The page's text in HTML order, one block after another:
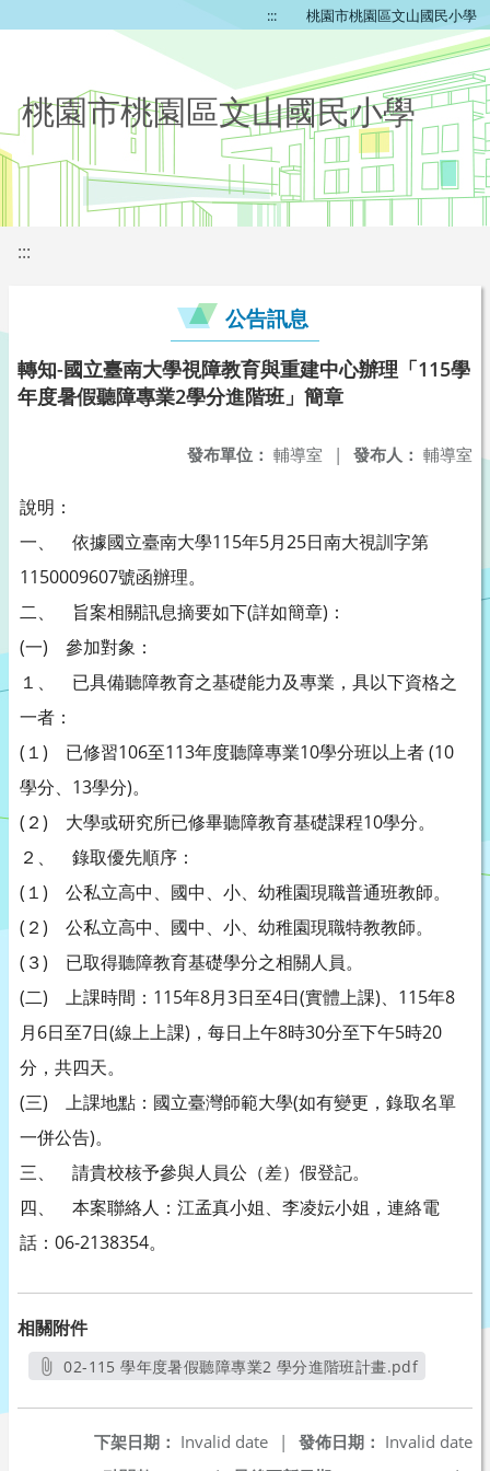
::: 桃園市桃園區文山國民小學
桃園市桃園區文山國民小學
:::
公告訊息
轉知-國立臺南大學視障教育與重建中心辦理「115學
年度暑假聽障專業2學分進階班」簡章
發布人： 輔導室
發布單位： 輔導室 |
說明：
一、 依據國立臺南大學115年5月25日南大視訓字第
1150009607號函辦理。
二、 旨案相關訊息摘要如下(詳如簡章)：
(一) 參加對象：
１、 已具備聽障教育之基礎能力及專業，具以下資格之
一者：
(１) 已修習106至113年度聽障專業10學分班以上者 (10
學分、13學分)。
(２) 大學或研究所已修畢聽障教育基礎課程10學分。
２、 錄取優先順序：
(１) 公私立高中、國中、小、幼稚園現職普通班教師。
(２) 公私立高中、國中、小、幼稚園現職特教教師。
(３) 已取得聽障教育基礎學分之相關人員。
(二) 上課時間：115年8月3日至4日(實體上課)、115年8
月6日至7日(線上上課)，每日上午8時30分至下午5時20
分，共四天。
(三) 上課地點：國立臺灣師範大學(如有變更，錄取名單
一併公告)。
三、 請貴校核予參與人員公（差）假登記。
四、 本案聯絡人：江孟真小姐、李凌妘小姐，連絡電
話：06-2138354。
相關附件
02-115 學年度暑假聽障專業2 學分進階班計畫.pdf
發佈日期： Invalid date
下架日期： Invalid date
|